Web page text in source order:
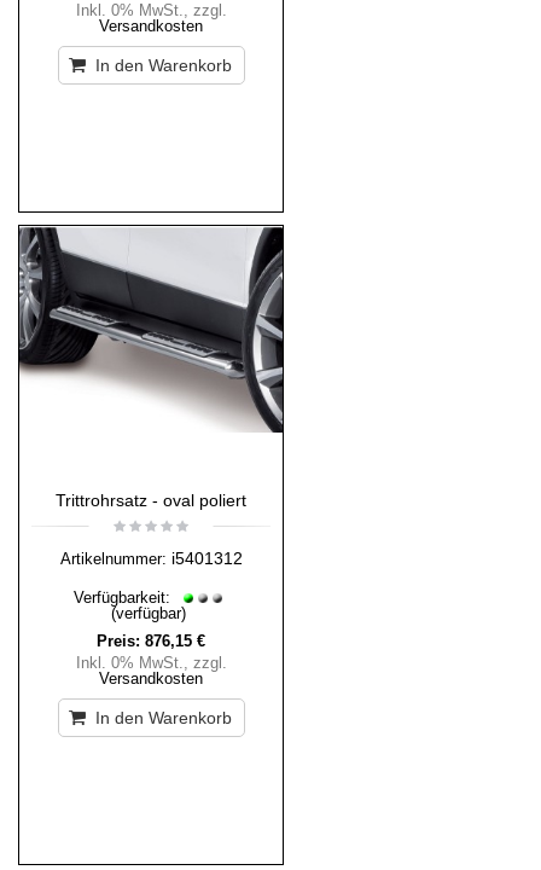
Inkl. 0% MwSt., zzgl.
Versandkosten
In den Warenkorb
Trittrohrsatz - oval poliert
Artikelnummer: i5401312
Verfügbarkeit:
(verfügbar)
Preis: 876,15 €
Inkl. 0% MwSt., zzgl.
Versandkosten
In den Warenkorb